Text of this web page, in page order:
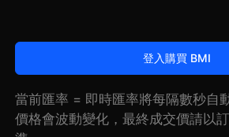
登入購買 BMI
當前匯率 = 即時匯率將每隔數秒自
價格會波動變化，最終成交價請以